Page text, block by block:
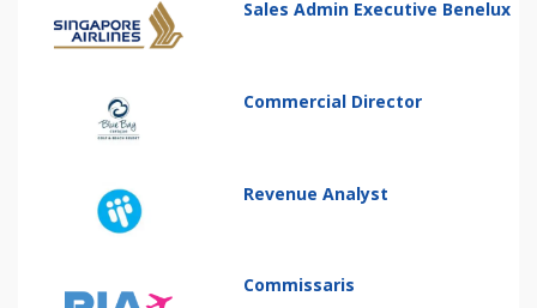
Sales Admin Executive Benelux
Commercial Director
Revenue Analyst
Commissaris